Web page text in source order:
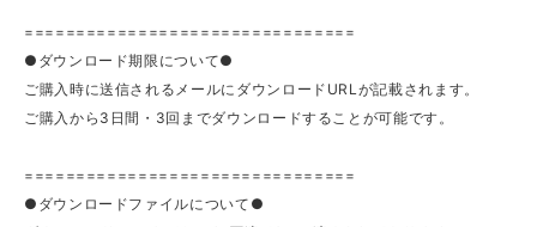
================================
●ダウンロード期限について●
ご購入時に送信されるメールにダウンロードURLが記載されます。
ご購入から3日間・3回までダウンロードすることが可能です。
================================
●ダウンロードファイルについて●